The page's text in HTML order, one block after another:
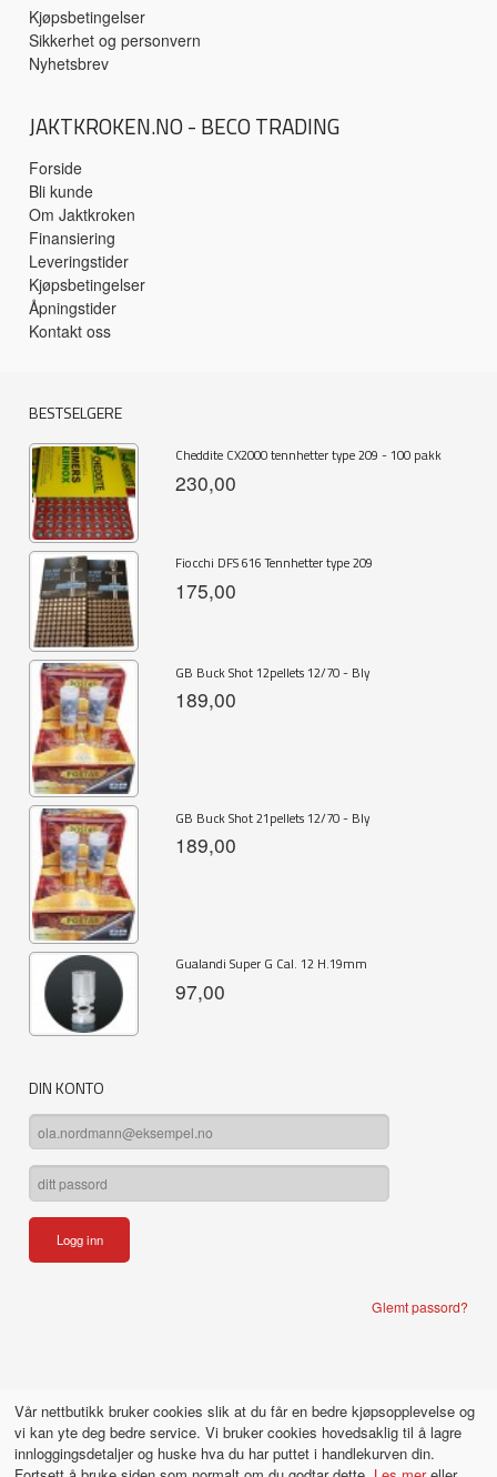
Kjøpsbetingelser
Sikkerhet og personvern
Nyhetsbrev
JAKTKROKEN.NO - BECO TRADING
Forside
Bli kunde
Om Jaktkroken
Finansiering
Leveringstider
Kjøpsbetingelser
Åpningstider
Kontakt oss
BESTSELGERE
Cheddite CX2000 tennhetter type 209 - 100 pakk
230,00
Fiocchi DFS 616 Tennhetter type 209
175,00
GB Buck Shot 12pellets 12/70 - Bly
189,00
GB Buck Shot 21pellets 12/70 - Bly
189,00
Gualandi Super G Cal. 12 H.19mm
97,00
DIN KONTO
Glemt passord?
Vår nettbutikk bruker cookies slik at du får en bedre kjøpsopplevelse og
vi kan yte deg bedre service. Vi bruker cookies hovedsaklig til å lagre
innloggingsdetaljer og huske hva du har puttet i handlekurven din.